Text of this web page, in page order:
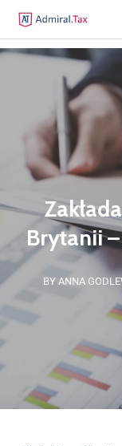
Brytanii
BY ANNA